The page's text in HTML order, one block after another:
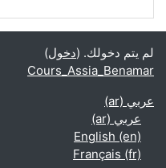
لم يتم دخولك. (دخول)
Cours_Assia_Benamar
عربي ‎(ar)‎
عربي ‎(ar)‎
English ‎(en)‎
Français ‎(fr)‎